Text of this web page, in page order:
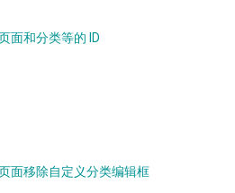
面和分类等的 ID
面移除自定义分类编辑框